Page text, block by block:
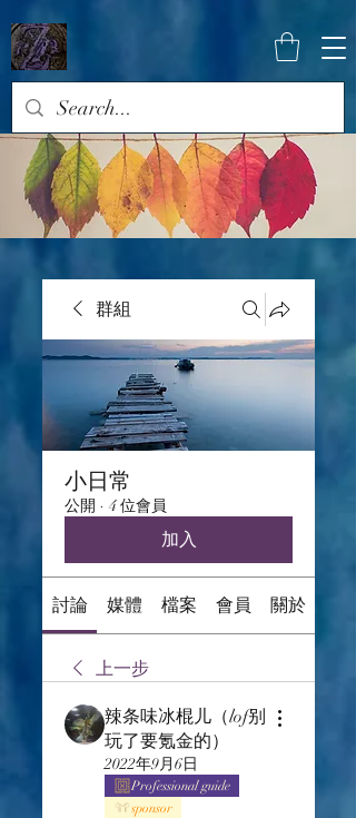
群組
小日常
公開 · 4 位會員
加入
討論 媒體 檔案 會員 關於
上一步
辣条味冰棍儿（lof别
玩了要氪金的）
2022年9月6日
Professional guide
sponsor